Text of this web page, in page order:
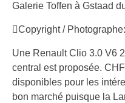
Galerie Toffen à Gstaad
Copyright /
Une Renault Clio 3.0 V6
central est proposée.
disponibles pour les
bon marché puisque la